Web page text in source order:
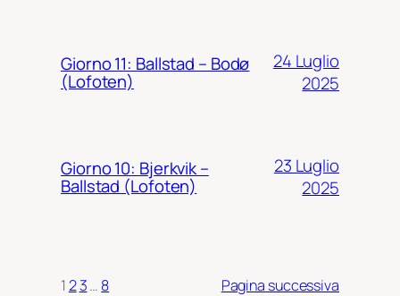
Giorno 11: Ballstad – Bodø
(Lofoten)
24 Luglio
2025
Giorno 10: Bjerkvik –
Ballstad (Lofoten)
23 Luglio
2025
1 23… 8 Pagina successiva